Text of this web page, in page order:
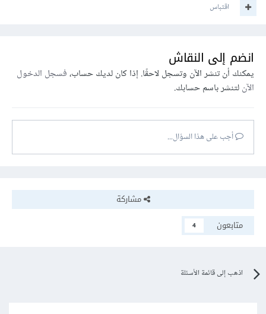
اقتباس
انضم إلى النقاش
يمكنك أن تنشر الآن وتسجل لاحقًا. إذا كان لديك حساب،فسجل الدخول
الآنلتنشر باسم حسابك.
أجب على هذا السؤال...
مشاركة
متابعون
4
اذهب إلى قائمة الأسئلة